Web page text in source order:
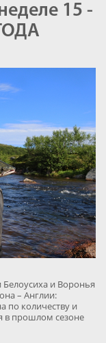
15 -
Белоусиха и Воронья
– Англии:
по количеству и
в прошлом сезоне